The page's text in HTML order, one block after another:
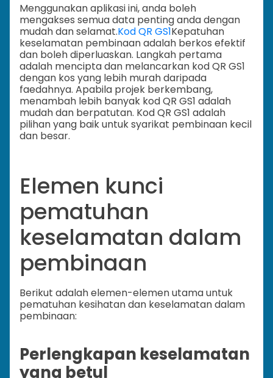
Menggunakan aplikasi ini, anda boleh
mengakses semua data penting anda dengan
mudah dan selamat.Kod QR GS1Kepatuhan
keselamatan pembinaan adalah berkos efektif
dan boleh diperluaskan. Langkah pertama
adalah mencipta dan melancarkan kod QR GS1
dengan kos yang lebih murah daripada
faedahnya. Apabila projek berkembang,
menambah lebih banyak kod QR GS1 adalah
mudah dan berpatutan. Kod QR GS1 adalah
pilihan yang baik untuk syarikat pembinaan kecil
dan besar.
Elemen kunci
pematuhan
keselamatan dalam
pembinaan
Berikut adalah elemen-elemen utama untuk
pematuhan kesihatan dan keselamatan dalam
pembinaan:
Perlengkapan keselamatan
yang betul